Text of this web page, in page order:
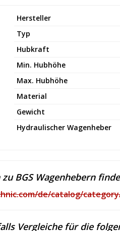
Hersteller
Typ
Hubkraft
Min. Hubhöhe
Max. Hubhöhe
Material
Gewicht
Hydraulischer Wagenheber
BGS Wagenhebern
de/catalog/
Vergleiche für die